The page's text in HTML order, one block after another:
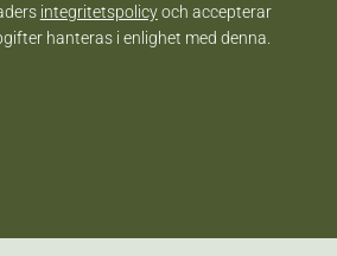
integritetspolicyoch accepterar
hanteras i enlighet med denna.